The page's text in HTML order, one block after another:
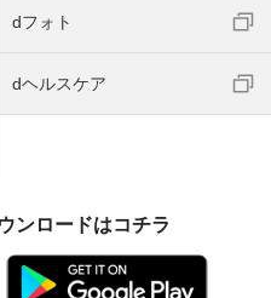
dフォト
dヘルスケア
ンロードはコチラ